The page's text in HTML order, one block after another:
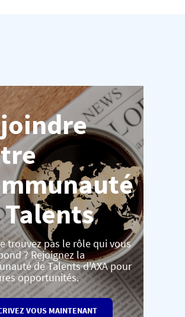
trouvez pas le rôle qui vous
? Rejoignez la
de Talents d'AXA pour
opportunités.
VOUS MAINTENANT